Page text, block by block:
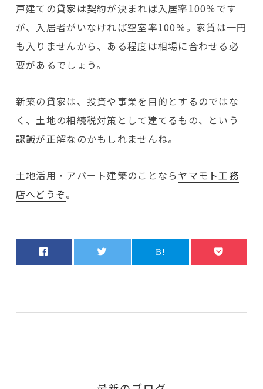
戸建ての貸家は契約が決まれば入居率100％です
が、入居者がいなければ空室率100％。家賃は一円
も入りませんから、ある程度は相場に合わせる必
要があるでしょう。
新築の貸家は、投資や事業を目的とするのではな
く、土地の相続税対策として建てるもの、という
認識が正解なのかもしれませんね。
土地活用・アパート建築のことならヤマモト工務
店へどうぞ。